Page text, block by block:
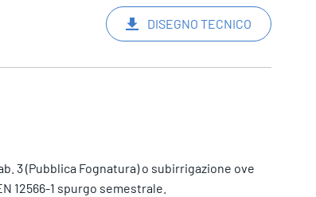
DISEGNO TECNICO
3 (Pubblica Fognatura) o subirrigazione ove
12566-1 spurgo semestrale.